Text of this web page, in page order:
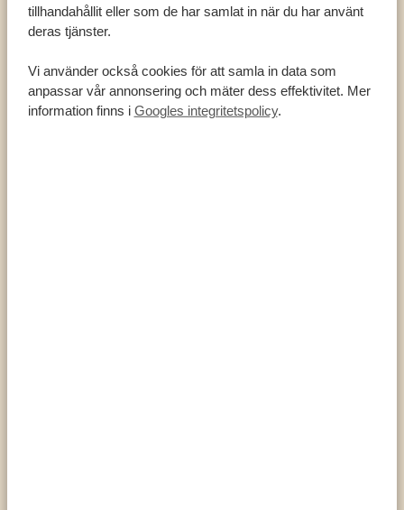
tillhandahållit eller som de har samlat in när du har använt
deras tjänster.
Vi använder också cookies för att samla in data som
anpassar vår annonsering och mäter dess effektivitet. Mer
information finns i Googles integritetspolicy.
Struts
Räv med fladdermusöra
Surikat
Vervetapor